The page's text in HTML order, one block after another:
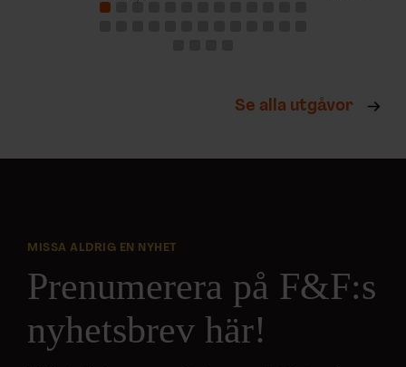
Se alla utgåvor
MISSA ALDRIG EN NYHET
Prenumerera på F&F:s
nyhetsbrev här!